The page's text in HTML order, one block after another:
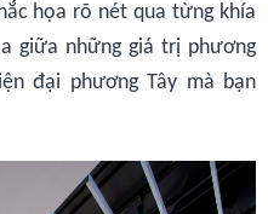
họa rõ nét qua từng khía
giữa những giá trị phương
đại phương Tây mà bạn